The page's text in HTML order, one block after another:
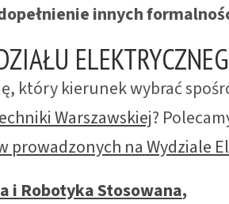
innych
który kierunek wybrać
Warszawskiej?
prowadzonych na Wydziale
i Robotyka Stosowana,